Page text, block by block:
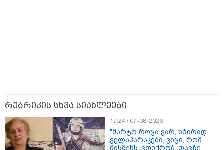
რუბრიკის სხვა სიახლეები
17:24 / 07-08-2026
"მარტო როცა ვარ, ხშირად
ველაპარაკები, ვიცი, რომ
მისმენს, ვფიქრობ, თავზე